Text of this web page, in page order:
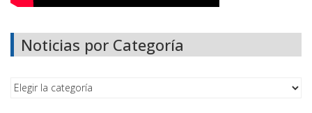
Noticias por Categoría